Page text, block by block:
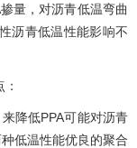
量，对沥青低温弯曲
沥青低温性能影响不
降低PPA可能对沥青
低温性能优良的聚合